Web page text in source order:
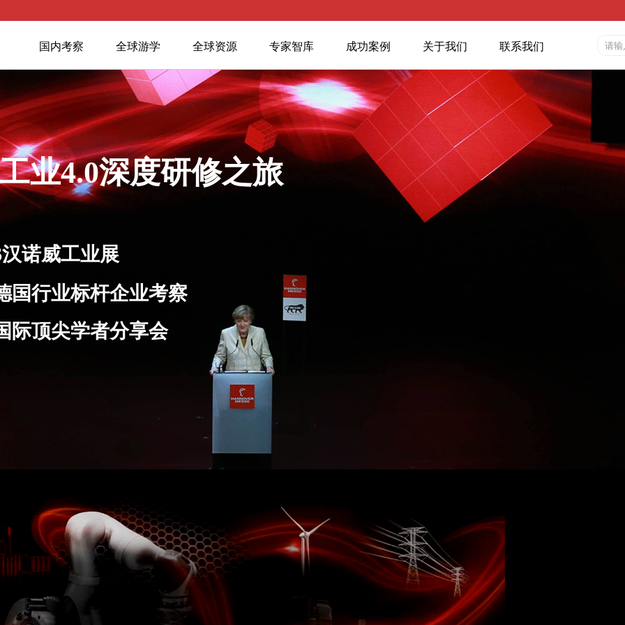
诺威工业展
国行业标杆企业考察
际顶尖学者分享会
业4.0深度研修之旅
国内考察 全球游学 全球资源 专家智库 成功案例 关于我们 联系我们